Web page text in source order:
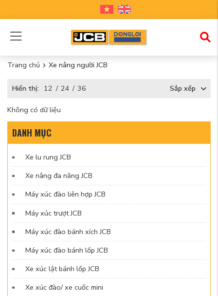
Trang chủ Xe nâng người JCB
Hiển thị: 12 / 24 / 36 Sắp xếp
Không có dữ liệu
DANH MỤC
Xe lu rung JCB
Xe nâng đa năng JCB
Máy xúc đào liên hợp JCB
Máy xúc trượt JCB
Máy xúc đào bánh xích JCB
Máy xúc đào bánh lốp JCB
Xe xúc lật bánh lốp JCB
Xe xúc đào/ xe cuốc mini